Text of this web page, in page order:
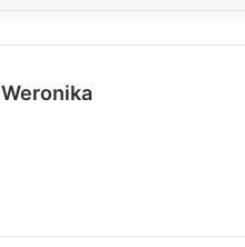
Weronika